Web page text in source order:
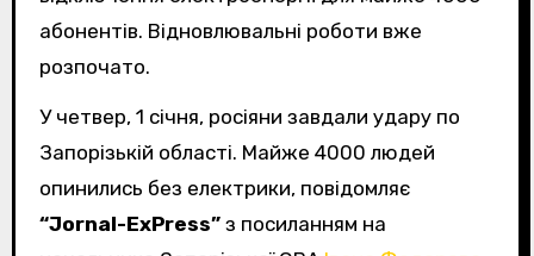
абонентів. Відновлювальні роботи вже
розпочато.
У четвер, 1 січня, росіяни завдали удару по
Запорізькій області. Майже 4000 людей
опинились без електрики, повідомляє
“Jornal-ExPress”з посиланням на